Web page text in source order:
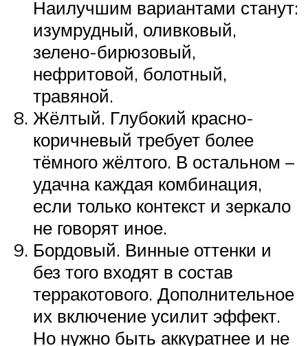
Наилучшим вариантами станут:
изумрудный, оливковый,
зелено-бирюзовый,
нефритовой, болотный,
травяной.
Жёлтый. Глубокий красно-
коричневый требует более
тёмного жёлтого. В остальном –
удачна каждая комбинация,
если только контекст и зеркало
не говорят иное.
Бордовый. Винные оттенки и
без того входят в состав
терракотового. Дополнительное
их включение усилит эффект.
Но нужно быть аккуратнее и не